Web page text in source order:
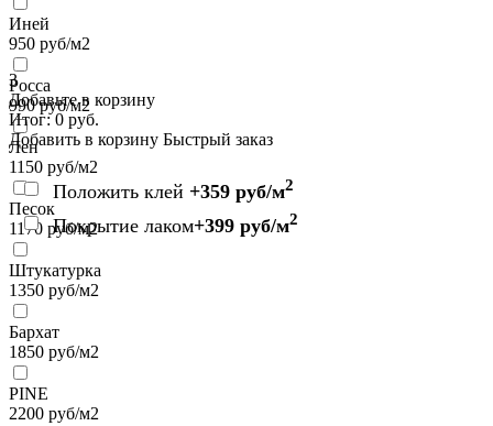
Иней
950 руб/м2
Росса
990руб/м2
Лен
1150 руб/м2
Песок
1170 руб/м2
Штукатурка
1350 руб/м2
Бархат
1850 руб/м2
PINE
2200 руб/м2
3
Добавьте в корзину
Итог:0 руб.
Добавить в корзину Быстрый заказ
Положить клей +359 руб/м2
Покрытие лаком+399 руб/м2